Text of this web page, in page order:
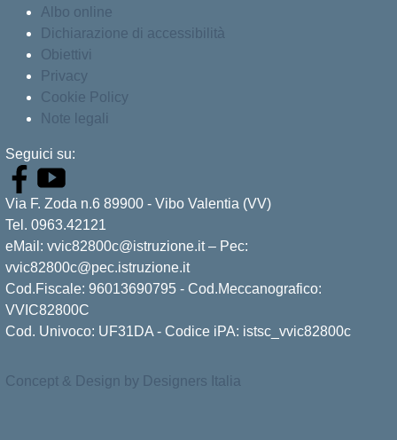
Albo online
Dichiarazione di accessibilità
Obiettivi
Privacy
Cookie Policy
Note legali
Seguici su:
Via F. Zoda n.6 89900 - Vibo Valentia (VV)
Tel. 0963.42121
eMail: vvic82800c@istruzione.it – Pec:
vvic82800c@pec.istruzione.it
Cod.Fiscale: 96013690795 - Cod.Meccanografico:
VVIC82800C
Cod. Univoco: UF31DA - Codice iPA: istsc_vvic82800c
Concept & Design by Designers Italia